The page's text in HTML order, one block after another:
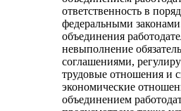
ответственность в
федеральными
объединения
невыполнение
соглашениями,
трудовые отношения и
экономические
объединением